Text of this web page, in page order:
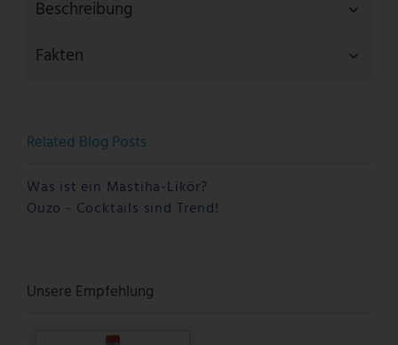
Beschreibung
Fakten
Related Blog Posts
Was ist ein Mastiha-Likör?
Ouzo - Cocktails sind Trend!
Unsere Empfehlung